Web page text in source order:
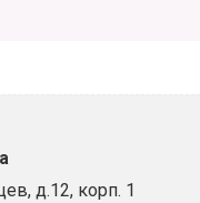
д.12, корп. 1